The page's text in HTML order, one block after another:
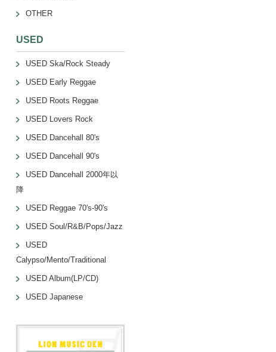
OTHER
USED
USED Ska/Rock Steady
USED Early Reggae
USED Roots Reggae
USED Lovers Rock
USED Dancehall 80's
USED Dancehall 90's
USED Dancehall 2000年以
降
USED Reggae 70's-90's
USED Soul/R&B/Pops/Jazz
USED
Calypso/Mento/Traditional
USED Album(LP/CD)
USED Japanese